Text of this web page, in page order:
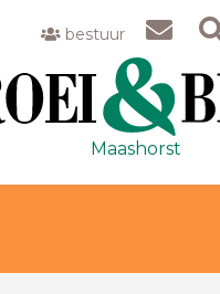
bestuur
Maashorst